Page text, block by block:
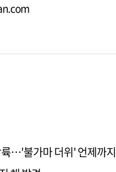
륙…'불가마 더위' 언제까지